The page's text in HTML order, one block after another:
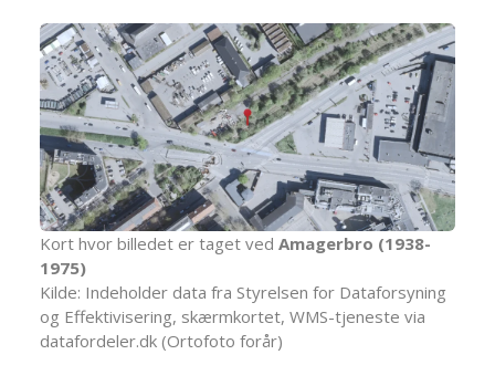
Kort hvor billedet er taget ved Amagerbro (1938-
1975)
Kilde: Indeholder data fra Styrelsen for Dataforsyning
og Effektivisering, skærmkortet, WMS-tjeneste via
datafordeler.dk (Ortofoto forår)